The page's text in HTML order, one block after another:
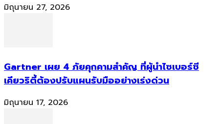
มิถุนายน 27, 2026
Gartner เผย 4 ภัยคุกคามสำคัญ ที่ผู้นำไซเบอร์ซี
เคียวริตี้ต้องปรับแผนรับมืออย่างเร่งด่วน
มิถุนายน 17, 2026